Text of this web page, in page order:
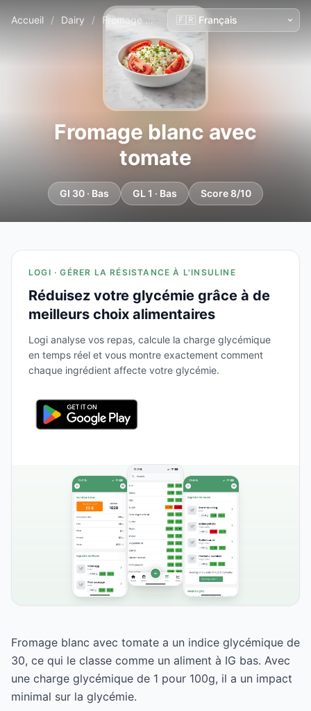
Accueil / Dairy / Fromage blanc avec tomate
Fromage blanc avec
tomate
GI 30 · Bas GL 1 · Bas Score 8/10
LOGI · GÉRER LA RÉSISTANCE À L'INSULINE
Réduisez votre glycémie grâce à de
meilleurs choix alimentaires
Logi analyse vos repas, calcule la charge glycémique
en temps réel et vous montre exactement comment
chaque ingrédient affecte votre glycémie.
Fromage blanc avec tomate a un indice glycémique de
30, ce qui le classe comme un aliment à IG bas. Avec
une charge glycémique de 1 pour 100g, il a un impact
minimal sur la glycémie.